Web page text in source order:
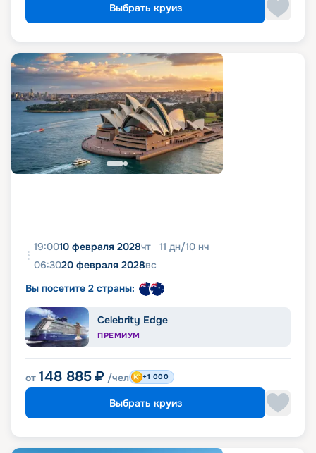
Выбрать круиз
19:0010 февраля 2028чт 11 дн/10 нч
06:3020 февраля 2028вс
Вы посетите 2 страны:
Celebrity Edge
ПРЕМИУМ
от 148 885 ₽ /чел +1 000
Выбрать круиз